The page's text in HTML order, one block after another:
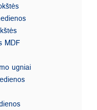
MDF
ugniai